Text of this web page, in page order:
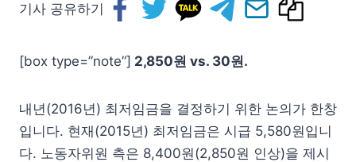
기사 공유하기
[box type=”note”] 2,850원 vs. 30원.
내년(2016년) 최저임금을 결정하기 위한 논의가 한창
입니다. 현재(2015년) 최저임금은 시급 5,580원입니
다. 노동자위원 측은 8,400원(2,850원 인상)을 제시